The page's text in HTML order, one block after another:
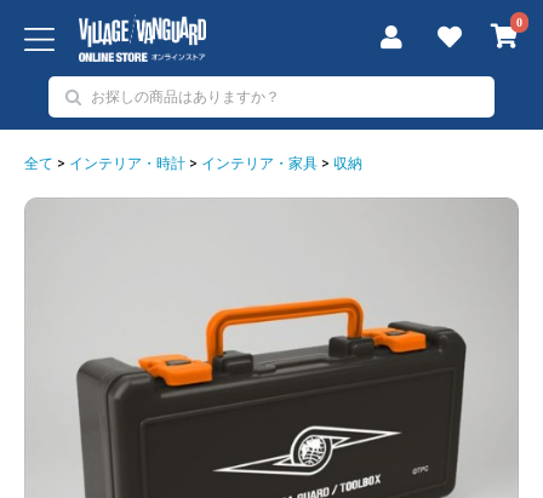
0
全て > インテリア・時計 > インテリア・家具 > 収納